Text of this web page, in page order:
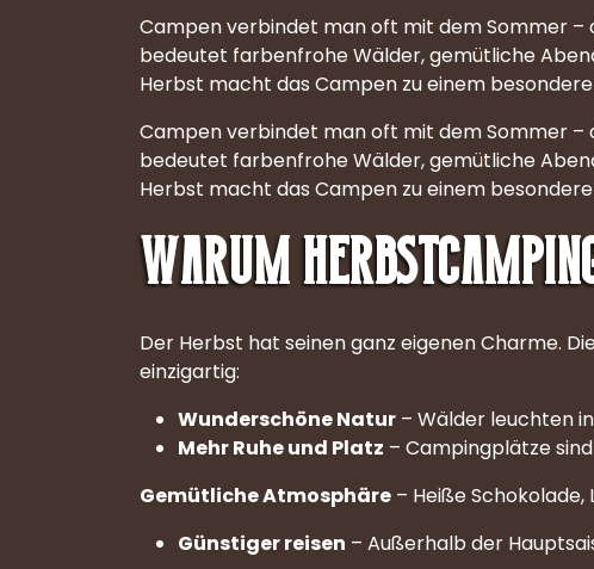
Campen verbindet man oft mit dem Sommer –
bedeutet farbenfrohe Wälder, gemütliche
Herbst macht das Campen zu einem
Campen verbindet man oft mit dem Sommer –
bedeutet farbenfrohe Wälder, gemütliche
Herbst macht das Campen zu einem
Warum
Der Herbst hat seinen ganz eigenen Charme.
einzigartig:
Wunderschöne Natur – Wälder leuchten
Mehr Ruhe und Platz – Campingplätze
Gemütliche Atmosphäre – Heiße
Günstiger reisen – Außerhalb der